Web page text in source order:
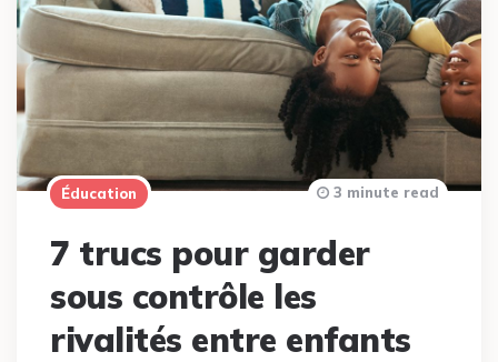
Éducation
7 trucs pour garder
sous contrôle les
rivalités entre enfants
3 minute read